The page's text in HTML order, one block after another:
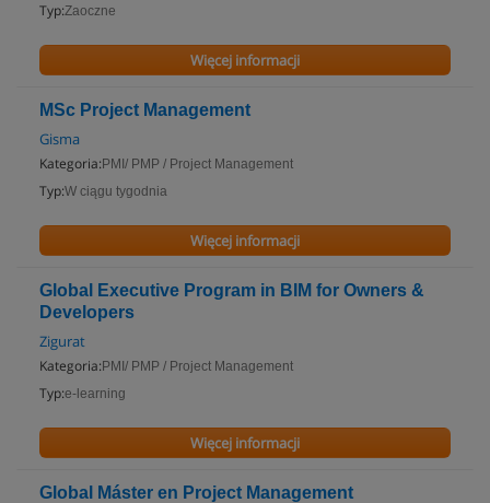
Typ:Zaoczne
Więcej informacji
MSc Project Management
Gisma
Kategoria: PMI/ PMP / Project Management
Typ:W ciągu tygodnia
Więcej informacji
Global Executive Program in BIM for Owners &
Developers
Zigurat
Kategoria: PMI/ PMP / Project Management
Typ:e-learning
Więcej informacji
Global Máster en Project Management